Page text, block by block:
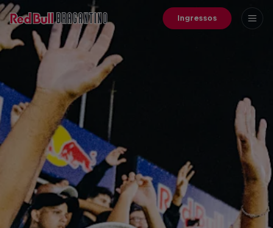
Ingressos